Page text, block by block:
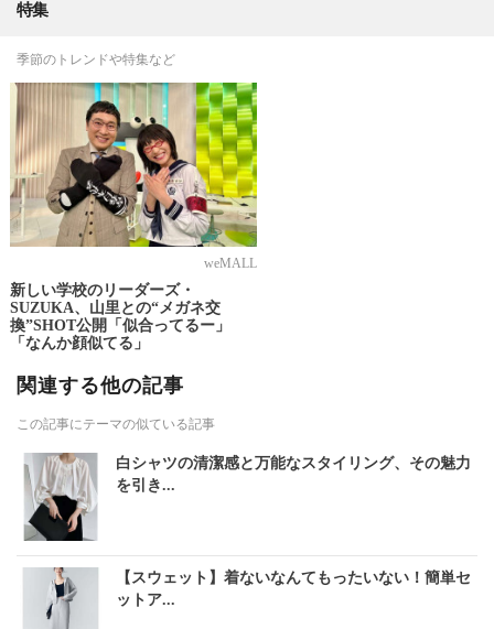
特集
季節のトレンドや特集など
weMALL
新しい学校のリーダーズ・
SUZUKA、山里との“メガネ交
換”SHOT公開「似合ってるー」
「なんか顔似てる」
関連する他の記事
この記事にテーマの似ている記事
白シャツの清潔感と万能なスタイリング、その魅力
を引き...
【スウェット】着ないなんてもったいない！簡単セ
ットア...